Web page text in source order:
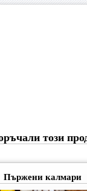
този
Пържени калмари